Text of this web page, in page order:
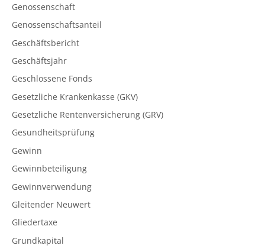
Genossenschaft
Genossenschaftsanteil
Geschäftsbericht
Geschäftsjahr
Geschlossene Fonds
Gesetzliche Krankenkasse (GKV)
Gesetzliche Rentenversicherung (GRV)
Gesundheitsprüfung
Gewinn
Gewinnbeteiligung
Gewinnverwendung
Gleitender Neuwert
Gliedertaxe
Grundkapital